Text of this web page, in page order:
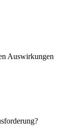
Auswirkungen